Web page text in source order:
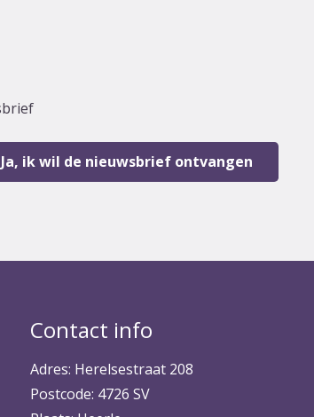
Contact info
Adres: Herelsestraat 208
Postcode: 4726 SV